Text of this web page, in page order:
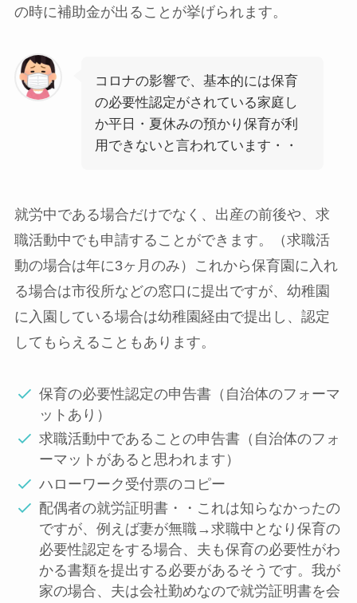
の時に補助金が出る ことが挙げられます。
コロナの影響で、基本的には保育
の必要性認定がされている家庭し
か平日・夏休みの預かり保育が利
用できないと言われています・・
就労中である場合だけでなく、出産の前後や、求
職活動中でも申請することができます。（求職活
動の場合は年に3ヶ月のみ）これから保育園に入れ
る場合は市役所などの窓口に提出ですが、幼稚園
に入園している場合は幼稚園経由で提出し、認定
してもらえることもあります。
保育の必要性認定の申告書 （自治体のフォーマ
ットあり）
求職活動中であることの申告書 （自治体のフォ
ーマットがあると思われます）
ハローワーク受付票のコピー
配偶者の就労証明書 ・・これは知らなかったの
ですが、例えば妻が無職→求職中となり保育の
必要性認定をする場合、夫も保育の必要性がわ
かる書類を提出する必要があるそうです。我が
家の場合、夫は会社勤めなので就労証明書を会